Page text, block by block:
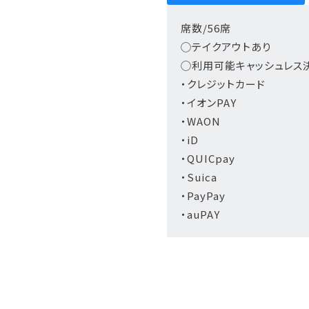
席数/56席
◯テイクアウトあり
◯利用可能キャッシュレス
・クレジットカード
・イオンPAY
・WAON
・iD
・QUICpay
・Suica
・PayPay
・auPAY